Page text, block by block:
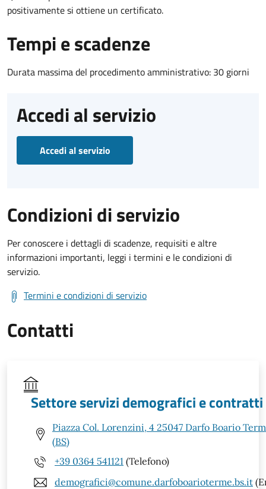
positivamente si ottiene un certificato.
Tempi e scadenze
Durata massima del procedimento amministrativo: 30 giorni
Accedi al servizio
Accedi al servizio
Condizioni di servizio
Per conoscere i dettagli di scadenze, requisiti e altre
informazioni importanti, leggi i termini e le condizioni di
servizio.
Termini e condizioni di servizio
Contatti
Settore servizi demografici e contratti
Piazza Col. Lorenzini, 4 25047 Darfo Boario
(BS)
+39 0364 541121 (Telefono)
demografici@comune.darfoboarioterme.bs.it